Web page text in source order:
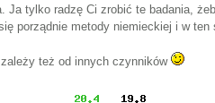
Ja tylko radzę Ci zrobić te badania,
porządnie metody niemieckiej i w ten
też od innych czynników